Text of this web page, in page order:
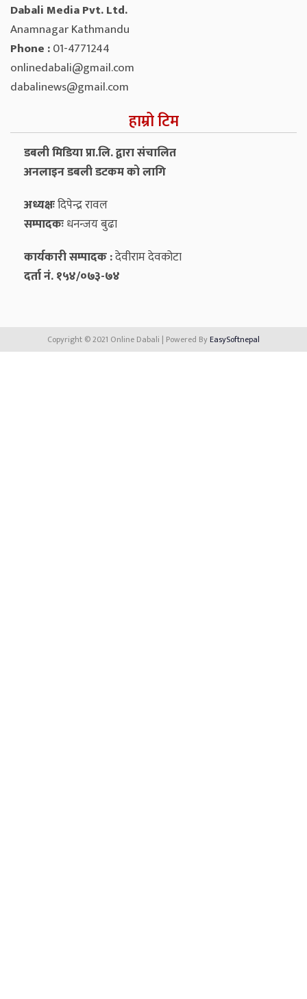
Dabali Media Pvt. Ltd.
Anamnagar Kathmandu
Phone :01-4771244
onlinedabali@gmail.com
dabalinews@gmail.com
हाम्रो टिम
डबली मिडिया प्रा.लि. द्वारा संचालित
अनलाइन डबली डटकम को लागि
अध्यक्षःदिपेन्द्र रावल
सम्पादकःधनन्‍जय बुढा
कार्यकारी सम्पादक :देवीराम देवकोटा
दर्ता नं. १५४/०७३-७४
Copyright © 2021 Online Dabali | Powered ByEasySoftnepal